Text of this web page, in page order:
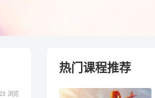
浏览
热门课程推荐